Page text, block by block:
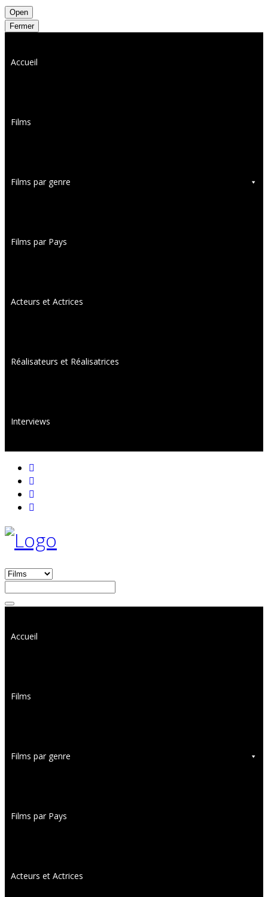
Open
Fermer
Accueil
Films
Films par genre
Films par Pays
Acteurs et Actrices
Réalisateurs et Réalisatrices
Interviews
Accueil
Films
Films par genre
Films par Pays
Acteurs et Actrices